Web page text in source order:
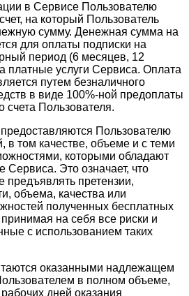
в Сервисе Пользователю
на который Пользователь
сумму. Денежная сумма на
для оплаты подписки на
период (6 месяцев, 12
платные услуги Сервиса. Оплата
путем безналичного
в виде 100%-ной предоплаты
счета Пользователя.
Пользователю
в том качестве, объеме и с теми
которыми обладают
Сервиса. Это означает, что
предъявлять претензии,
объема, качества или
полученных бесплатных
на себя все риски и
с использованием таких
оказанными надлежащем
в полном объеме,
дней оказания